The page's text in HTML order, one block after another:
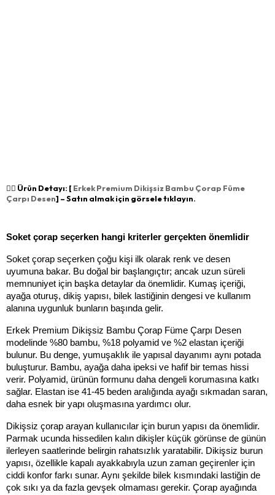
👉🏻 Ürün Detayı: [ Erkek Premium Dikişsiz Bambu Çorap Füme
Çarpı Desen] – Satın almak için görsele tıklayın.
Soket çorap seçerken hangi kriterler gerçekten önemlidir
Soket çorap seçerken çoğu kişi ilk olarak renk ve desen
uyumuna bakar. Bu doğal bir başlangıçtır; ancak uzun süreli
memnuniyet için başka detaylar da önemlidir. Kumaş içeriği,
ayağa oturuş, dikiş yapısı, bilek lastiğinin dengesi ve kullanım
alanına uygunluk bunların başında gelir.
Erkek Premium Dikişsiz Bambu Çorap Füme Çarpı Desen
modelinde %80 bambu, %18 polyamid ve %2 elastan içeriği
bulunur. Bu denge, yumuşaklık ile yapısal dayanımı aynı potada
buluşturur. Bambu, ayağa daha ipeksi ve hafif bir temas hissi
verir. Polyamid, ürünün formunu daha dengeli korumasına katkı
sağlar. Elastan ise 41-45 beden aralığında ayağı sıkmadan saran,
daha esnek bir yapı oluşmasına yardımcı olur.
Dikişsiz çorap arayan kullanıcılar için burun yapısı da önemlidir.
Parmak ucunda hissedilen kalın dikişler küçük görünse de günün
ilerleyen saatlerinde belirgin rahatsızlık yaratabilir. Dikişsiz burun
yapısı, özellikle kapalı ayakkabıyla uzun zaman geçirenler için
ciddi konfor farkı sunar. Aynı şekilde bilek kısmındaki lastiğin de
çok sıkı ya da fazla gevşek olmaması gerekir. Çorap ayağında